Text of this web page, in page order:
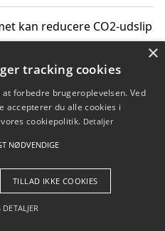
kan reducere CO2-udslip
- Pilanto Aps
Betingelser
×
tracking cookies
forbedre brugeroplevelsen. Ved
accepterer du alle cookies i
cookiepolitik. Detaljer
NØDVENDIGE
TILLAD IKKE COOKIES
DETALJER